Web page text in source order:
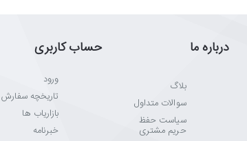
درباره ما
بلاگ
سوالات متداول
سیاست حفظ
حریم مشتری
حساب کاربری
ورود
تاریخچه سفارش
بازاریاب ها
خبرنامه